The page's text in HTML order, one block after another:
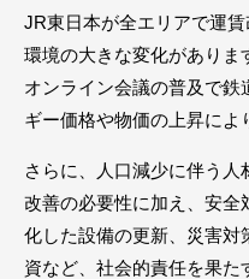
JR東日本が全エリアで運
環境の大きな変化がありま
オンライン会議の普及で
ギー価格や物価の上昇によ
さらに、人口減少に伴う
改善の必要性に加え、安全
化した設備の更新、災害対
資など、社会的責任を果た